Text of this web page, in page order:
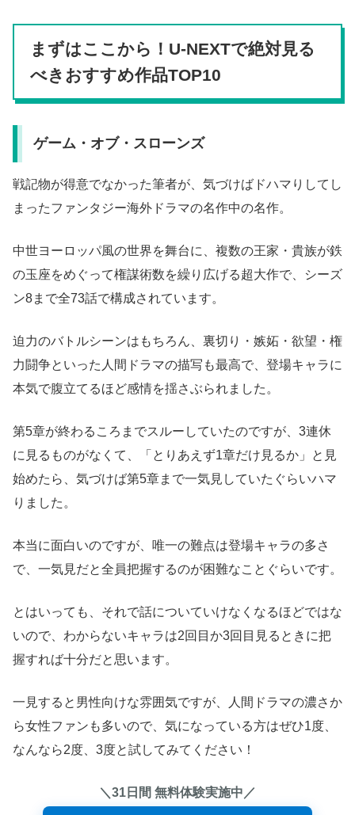
まずはここから！U-NEXTで絶対見る
べきおすすめ作品TOP10
ゲーム・オブ・スローンズ
戦記物が得意でなかった筆者が、気づけばドハマりしてし
まったファンタジー海外ドラマの名作中の名作。
中世ヨーロッパ風の世界を舞台に、複数の王家・貴族が鉄
の玉座をめぐって権謀術数を繰り広げる超大作で、シーズ
ン8まで全73話で構成されています。
迫力のバトルシーンはもちろん、裏切り・嫉妬・欲望・権
力闘争といった人間ドラマの描写も最高で、登場キャラに
本気で腹立てるほど感情を揺さぶられました。
第5章が終わるころまでスルーしていたのですが、3連休
に見るものがなくて、「とりあえず1章だけ見るか」と見
始めたら、気づけば第5章まで一気見していたぐらいハマ
りました。
本当に面白いのですが、唯一の難点は登場キャラの多さ
で、一気見だと全員把握するのが困難なことぐらいです。
とはいっても、それで話についていけなくなるほどではな
いので、わからないキャラは2回目か3回目見るときに把
握すれば十分だと思います。
一見すると男性向けな雰囲気ですが、人間ドラマの濃さか
ら女性ファンも多いので、気になっている方はぜひ1度、
なんなら2度、3度と試してみてください！
＼31日間 無料体験実施中／